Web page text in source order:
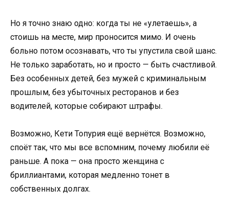
Но я точно знаю одно: когда ты не «улетаешь», а
стоишь на месте, мир проносится мимо. И очень
больно потом осознавать, что ты упустила свой шанс.
Не только заработать, но и просто — быть счастливой.
Без особенных детей, без мужей с криминальным
прошлым, без убыточных ресторанов и без
водителей, которые собирают штрафы.
Возможно, Кети Топурия ещё вернётся. Возможно,
споёт так, что мы все вспомним, почему любили её
раньше. А пока — она просто женщина с
бриллиантами, которая медленно тонет в
собственных долгах.